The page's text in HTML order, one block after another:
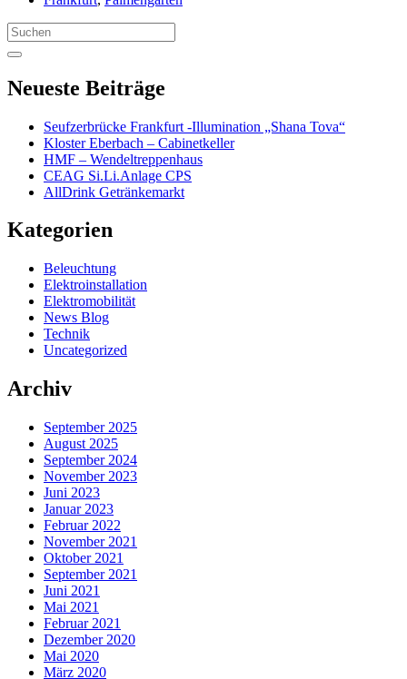
Search
for:
Neueste Beiträge
Seufzerbrücke Frankfurt -Illumination „Shana Tova“
Kloster Eberbach – Cabinetkeller
HMF – Wendeltreppenhaus
CEAG Si.Li.Anlage CPS
AllDrink Getränkemarkt
Kategorien
Beleuchtung
Elektroinstallation
Elektromobilität
News Blog
Technik
Uncategorized
Archiv
September 2025
August 2025
September 2024
November 2023
Juni 2023
Januar 2023
Februar 2022
November 2021
Oktober 2021
September 2021
Juni 2021
Mai 2021
Februar 2021
Dezember 2020
Mai 2020
März 2020